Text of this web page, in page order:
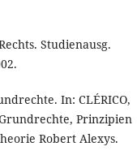
Studienausg.
In: CLÉRICO,
Prinzipien
Robert Alexys.